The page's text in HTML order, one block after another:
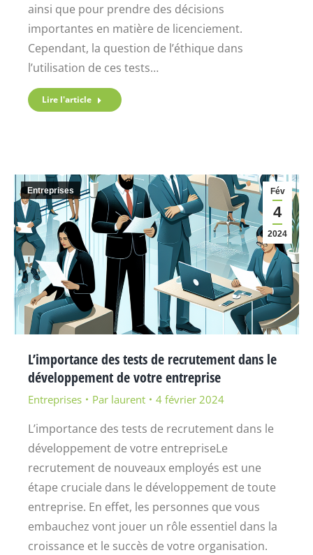
ainsi que pour prendre des décisions
importantes en matière de licenciement.
Cependant, la question de l’éthique dans
l’utilisation de ces tests…
Lire l'article
Fév
4
2024
Entreprises
L’importance des tests de recrutement dans le
développement de votre entreprise
Entreprises Par laurent 4 février 2024
L’importance des tests de recrutement dans le
développement de votre entrepriseLe
recrutement de nouveaux employés est une
étape cruciale dans le développement de toute
entreprise. En effet, les personnes que vous
embauchez vont jouer un rôle essentiel dans la
croissance et le succès de votre organisation.